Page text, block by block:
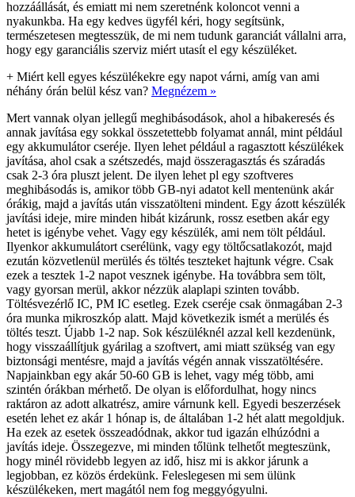
hozzáállását, és emiatt mi nem szeretnénk koloncot venni a
nyakunkba. Ha egy kedves ügyfél kéri, hogy segítsünk,
természetesen megtesszük, de mi nem tudunk garanciát vállalni arra,
hogy egy garanciális szerviz miért utasít el egy készüléket.
+ Miért kell egyes készülékekre egy napot várni, amíg van ami
néhány órán belül kész van? Megnézem »
Mert vannak olyan jellegű meghibásodások, ahol a hibakeresés és
annak javítása egy sokkal összetettebb folyamat annál, mint például
egy akkumulátor cseréje. Ilyen lehet például a ragasztott készülékek
javítása, ahol csak a szétszedés, majd összeragasztás és száradás
csak 2-3 óra pluszt jelent. De ilyen lehet pl egy szoftveres
meghibásodás is, amikor több GB-nyi adatot kell mentenünk akár
órákig, majd a javítás után visszatölteni mindent. Egy ázott készülék
javítási ideje, mire minden hibát kizárunk, rossz esetben akár egy
hetet is igénybe vehet. Vagy egy készülék, ami nem tölt például.
Ilyenkor akkumulátort cserélünk, vagy egy töltőcsatlakozót, majd
ezután közvetlenül merülés és töltés teszteket hajtunk végre. Csak
ezek a tesztek 1-2 napot vesznek igénybe. Ha továbbra sem tölt,
vagy gyorsan merül, akkor nézzük alaplapi szinten tovább.
Töltésvezérlő IC, PM IC esetleg. Ezek cseréje csak önmagában 2-3
óra munka mikroszkóp alatt. Majd következik ismét a merülés és
töltés teszt. Újabb 1-2 nap. Sok készüléknél azzal kell kezdenünk,
hogy visszaállítjuk gyárilag a szoftvert, ami miatt szükség van egy
biztonsági mentésre, majd a javítás végén annak visszatöltésére.
Napjainkban egy akár 50-60 GB is lehet, vagy még több, ami
szintén órákban mérhető. De olyan is előfordulhat, hogy nincs
raktáron az adott alkatrész, amire várnunk kell. Egyedi beszerzések
esetén lehet ez akár 1 hónap is, de általában 1-2 hét alatt megoldjuk.
Ha ezek az esetek összeadódnak, akkor tud igazán elhúzódni a
javítás ideje. Összegezve, mi minden tőlünk telhetőt megteszünk,
hogy minél rövidebb legyen az idő, hisz mi is akkor járunk a
legjobban, ez közös érdekünk. Feleslegesen mi sem ülünk
készülékeken, mert magától nem fog meggyógyulni.